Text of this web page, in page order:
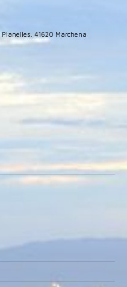
Planelles. 41620 Marchena